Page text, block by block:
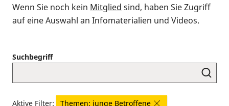
Wenn Sie noch kein Mitglied sind, haben Sie Zugriff
auf eine Auswahl an Infomaterialien und Videos.
Suchbegriff
Aktive Filter:
Themen: junge Betroffene